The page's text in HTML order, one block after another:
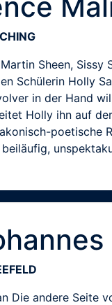
Sheen,
Schülerin Holly
in der Hand
Holly ihn auf
Die andere Seite